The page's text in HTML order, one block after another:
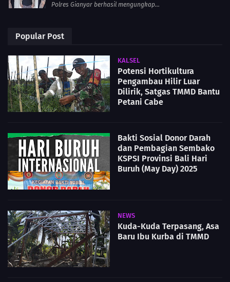
Polres Gianyar berhasil mengungkap...
Popular Post
KALSEL
Potensi Hortikultura
Pengambau Hilir Luar
Dilirik, Satgas TMMD Bantu
Petani Cabe
Bakti Sosial Donor Darah
dan Pembagian Sembako
KSPSI Provinsi Bali Hari
Buruh (May Day) 2025
NEWS
Kuda-Kuda Terpasang, Asa
Baru Ibu Kurba di TMMD